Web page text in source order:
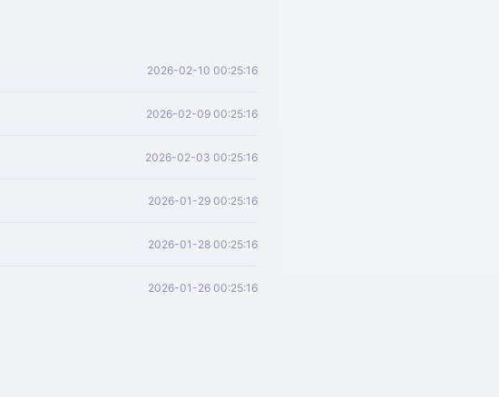
2026-02-10 00:25:16
2026-02-09 00:25:16
2026-02-03 00:25:16
2026-01-29 00:25:16
2026-01-28 00:25:16
2026-01-26 00:25:16